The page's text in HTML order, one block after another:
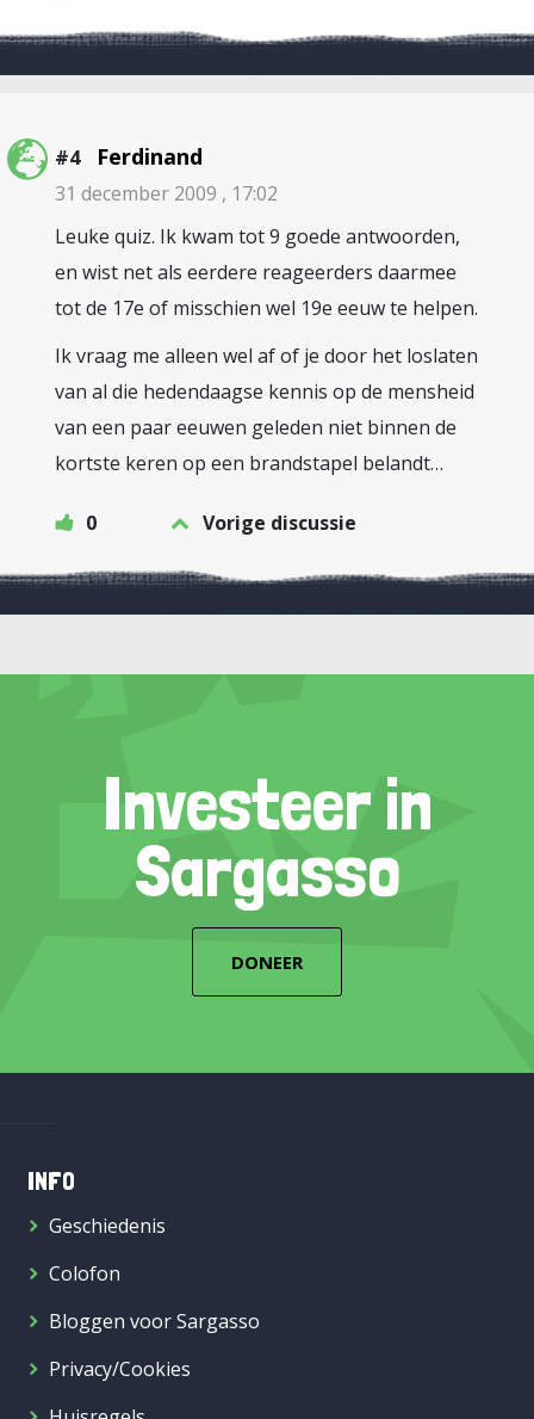
#4 Ferdinand
31 december 2009 , 17:02
Leuke quiz. Ik kwam tot 9 goede antwoorden,
en wist net als eerdere reageerders daarmee
tot de 17e of misschien wel 19e eeuw te helpen.
Ik vraag me alleen wel af of je door het loslaten
van al die hedendaagse kennis op de mensheid
van een paar eeuwen geleden niet binnen de
kortste keren op een brandstapel belandt…
0 Vorige discussie
Investeer in
Sargasso
DONEER
INFO
Geschiedenis
Colofon
Bloggen voor Sargasso
Privacy/Cookies